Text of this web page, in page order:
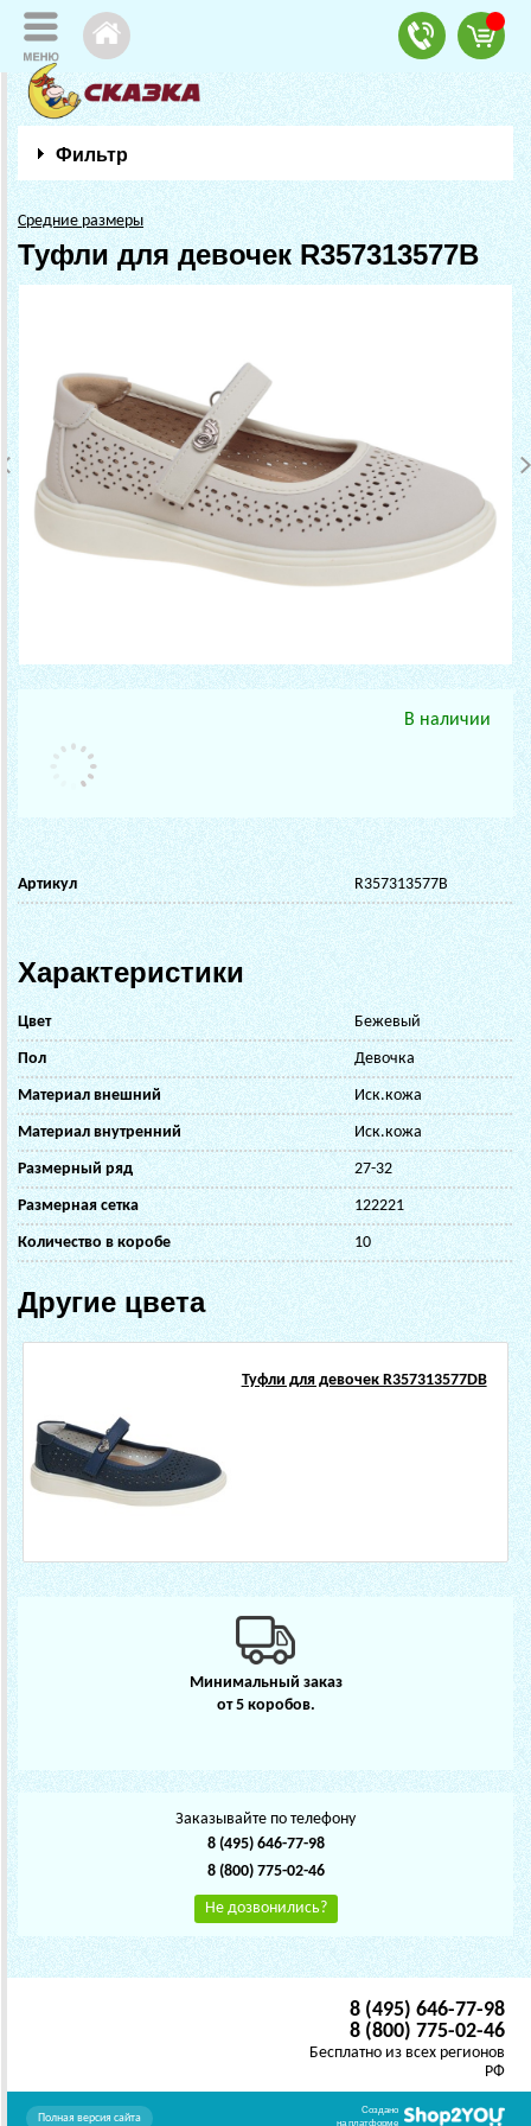
Фильтр
Средние размеры
Туфли для девочек R357313577B
В наличии
Артикул R357313577B
Характеристики
Цвет Бежевый
Пол Девочка
Материал внешний Иск.кожа
Материал внутренний Иск.кожа
Размерный ряд 27-32
Размерная сетка 122221
Количество в коробе 10
Другие цвета
Туфли для девочек R357313577DB
Минимальный заказ
от 5 коробов.
Заказывайте по телефону
8 (495) 646-77-98
8 (800) 775-02-46
Не дозвонились?
8 (495) 646-77-98
8 (800) 775-02-46
Бесплатно из всех регионов
РФ
Создано
на платформе
Полная версия сайта